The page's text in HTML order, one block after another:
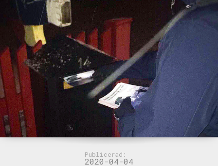
Publicerad:
2020-04-04